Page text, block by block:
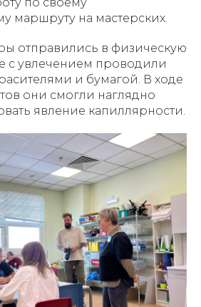
маршруту на мастерских.
отправились в физическую
с увлечением проводили
и бумагой. В ходе
они смогли наглядно
явление капиллярности.